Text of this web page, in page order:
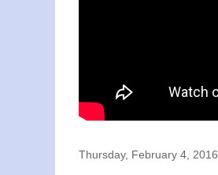
Thursday, February 4, 2016